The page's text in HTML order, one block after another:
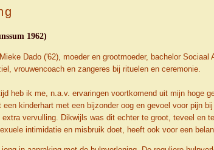
1962)
Dado ('62), moeder en grootmoeder, bachelor
vrouwencoach en zangeres bij rituelen en ceremonie.
heb ik me, n.a.v. ervaringen voortkomend uit mijn hoge
een kinderhart met een bijzonder oog en gevoel voor pijn
vervulling. Dikwijls was dit echter te groot, teveel en
intimidatie en misbruik doet, heeft ook voor een